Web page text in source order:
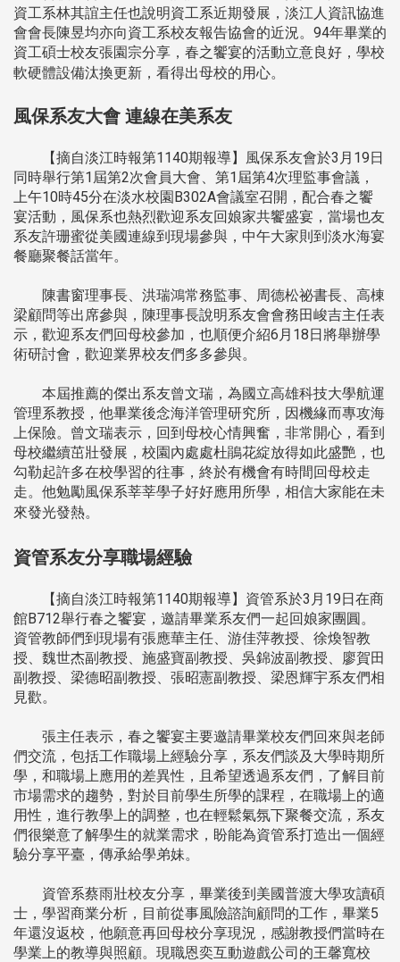
資工系林其誼主任也說明資工系近期發展，淡江人資訊協進
會會長陳昱均亦向資工系校友報告協會的近況。94年畢業的
資工碩士校友張園宗分享，春之饗宴的活動立意良好，學校
軟硬體設備汰換更新，看得出母校的用心。
風保系友大會 連線在美系友
【摘自淡江時報第1140期報導】風保系友會於3月19日
同時舉行第1屆第2次會員大會、第1屆第4次理監事會議，
上午10時45分在淡水校園B302A會議室召開，配合春之饗
宴活動，風保系也熱烈歡迎系友回娘家共饗盛宴，當場也友
系友許珊蜜從美國連線到現場參與，中午大家則到淡水海宴
餐廳聚餐話當年。
陳書窗理事長、洪瑞鴻常務監事、周德松祕書長、高棟
梁顧問等出席參與，陳理事長說明系友會會務田峻吉主任表
示，歡迎系友們回母校參加，也順便介紹6月18日將舉辦學
術研討會，歡迎業界校友們多多參與。
本屆推薦的傑出系友曾文瑞，為國立高雄科技大學航運
管理系教授，他畢業後念海洋管理研究所，因機緣而專攻海
上保險。曾文瑞表示，回到母校心情興奮，非常開心，看到
母校繼續茁壯發展，校園內處處杜鵑花綻放得如此盛艷，也
勾勒起許多在校學習的往事，終於有機會有時間回母校走
走。他勉勵風保系莘莘學子好好應用所學，相信大家能在未
來發光發熱。
資管系友分享職場經驗
【摘自淡江時報第1140期報導】資管系於3月19日在商
館B712舉行春之饗宴，邀請畢業系友們一起回娘家團圓。
資管教師們到現場有張應華主任、游佳萍教授、徐煥智教
授、魏世杰副教授、施盛寶副教授、吳錦波副教授、廖賀田
副教授、梁德昭副教授、張昭憲副教授、梁恩輝宇系友們相
見歡。
張主任表示，春之饗宴主要邀請畢業校友們回來與老師
們交流，包括工作職場上經驗分享，系友們談及大學時期所
學，和職場上應用的差異性，且希望透過系友們，了解目前
市場需求的趨勢，對於目前學生所學的課程，在職場上的適
用性，進行教學上的調整，也在輕鬆氣氛下聚餐交流，系友
們很樂意了解學生的就業需求，盼能為資管系打造出一個經
驗分享平臺，傳承給學弟妹。
資管系蔡雨壯校友分享，畢業後到美國普渡大學攻讀碩
士，學習商業分析，目前從事風險諮詢顧問的工作，畢業5
年還沒返校，他願意再回母校分享現況，感謝教授們當時在
學業上的教導與照顧。現職恩奕互動遊戲公司的王馨寬校